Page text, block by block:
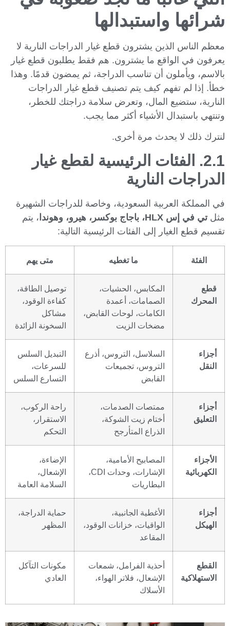
شرائها واستبدالها
معظم الناس الذين يشترون قطع غيار الدراجات النارية لا
يعرفون في الواقع ما يشترون. هم فقط يطلبون قطع غيار
بالاسم، ويأملون أن تناسب الدراجة، ثم يمضون قدمًا. وهذا
خطأ. إذا لم تفهم كيف يتم تصنيف قطع غيار الدراجات
النارية، ستضيع المال، وتعرض سلامة دراجتك للخطر،
وتنتهي باستبدال الأشياء أكثر مما يجب.
لنترك ذلك لا يحدث مرة أخرى.
2.1. الفئات الرئيسية لقطع غيار
الدراجات النارية
في المملكة العربية السعودية، وخاصة للدراجات الشهيرة
مثلتي في إس HLX، باجاج بوكسر، هيرو، وهوندا
، يتم
تقسيم قطع الغيار إلى الفئات الرئيسية التالية:
الفئة ما تغطيه متى يهم
قطع
المحرك
المكابس، الحشيات،
الصمامات، أعمدة
الكامات، لوحات القابض،
مضخات الزيت
توصيل الطاقة،
كفاءة الوقود،
مشاكل
السخونة الزائدة
أجزاء
النقل
السلاسل، التروس، أذرع
التروس، تجميعات
القابض
التبديل السلس
للسرعات،
التسارع السلس
أجزاء
التعليق
ممتصات الصدمات،
أختام زيت الشوكة،
الذراع المتأرجح
راحة الركوب،
الاستقرار،
التحكم
الأجزاء
الكهربائية
المصابيح الأمامية،
الإشارات، وحدات CDI،
البطاريات
الإضاءة،
الإشعال،
السلامة العامة
أجزاء
الهيكل
الأغطية الجانبية،
الواقيات، خزانات الوقود،
المقاعد
حماية الدراجة،
المظهر
القطع
الاستهلاكية
أحذية الفرامل، شمعات
الإشعال، فلاتر الهواء،
الأسلاك
مكونات التآكل
العادي